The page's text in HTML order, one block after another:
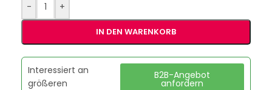
- +
IN DEN WARENKORB
Interessiert an
größeren
B2B-Angebot
anfordern